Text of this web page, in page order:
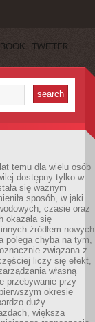
TWITTER
temu dla wielu osób
dostępny tylko w
się ważnym
sposób, w jaki
czasie oraz
okazała się
źródłem nowych
polega chyba na tym,
związana z
liczy się efekt,
własną
przebywanie przy
okresie
duży.
większa